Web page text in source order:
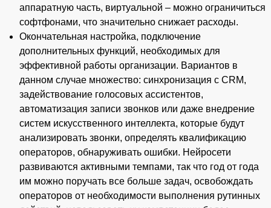
аппаратную часть, виртуальной – можно ограничиться
софтфонами, что значительно снижает расходы.
Окончательная настройка, подключение
дополнительных функций, необходимых для
эффективной работы организации. Вариантов в
данном случае множество: синхронизация с CRM,
задействование голосовых ассистентов,
автоматизация записи звонков или даже внедрение
систем искусственного интеллекта, которые будут
анализировать звонки, определять квалификацию
операторов, обнаруживать ошибки. Нейросети
развиваются активными темпами, так что год от года
им можно поручать все больше задач, освобождать
операторов от необходимости выполнения рутинных